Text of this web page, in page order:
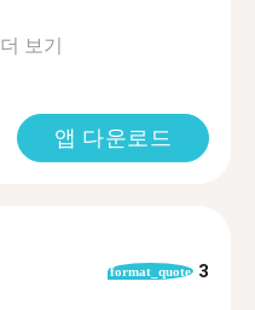
더 보기
앱 다운로드
format_quote 3